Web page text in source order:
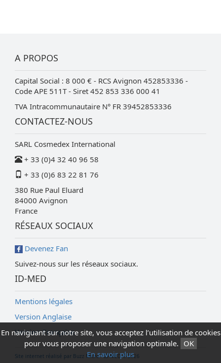
A PROPOS
Capital Social : 8 000 € - RCS Avignon 452853336 -
Code APE 511T - Siret 452 853 336 000 41
TVA Intracommunautaire N° FR 39452853336
CONTACTEZ-NOUS
SARL Cosmedex International
+ 33 (0)4 32 40 96 58
+ 33 (0)6 83 22 81 76
380 Rue Paul Eluard
84000 Avignon
France
RÉSEAUX SOCIAUX
Devenez Fan
Suivez-nous sur les réseaux sociaux.
ID-MED
Mentions légales
Version Anglaise
Version Française
Site internet réalisé par Buzz Micro - ID-MED © 2026
En naviguant sur notre site, vous acceptez l’utilisation de cookies
pour vous proposer une navigation optimale. OK
En savoir plus